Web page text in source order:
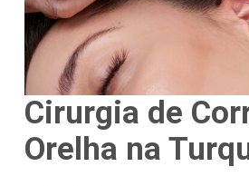
Cirurgia de
Orelha na